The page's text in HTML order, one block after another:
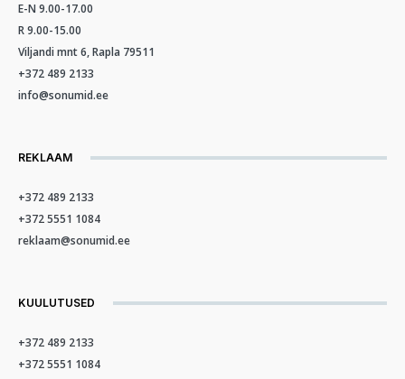
E-N 9.00-17.00
R 9.00-15.00
Viljandi mnt 6, Rapla 79511
+372 489 2133
info@sonumid.ee
REKLAAM
+372 489 2133
+372 5551 1084
reklaam@sonumid.ee
KUULUTUSED
+372 489 2133
+372 5551 1084